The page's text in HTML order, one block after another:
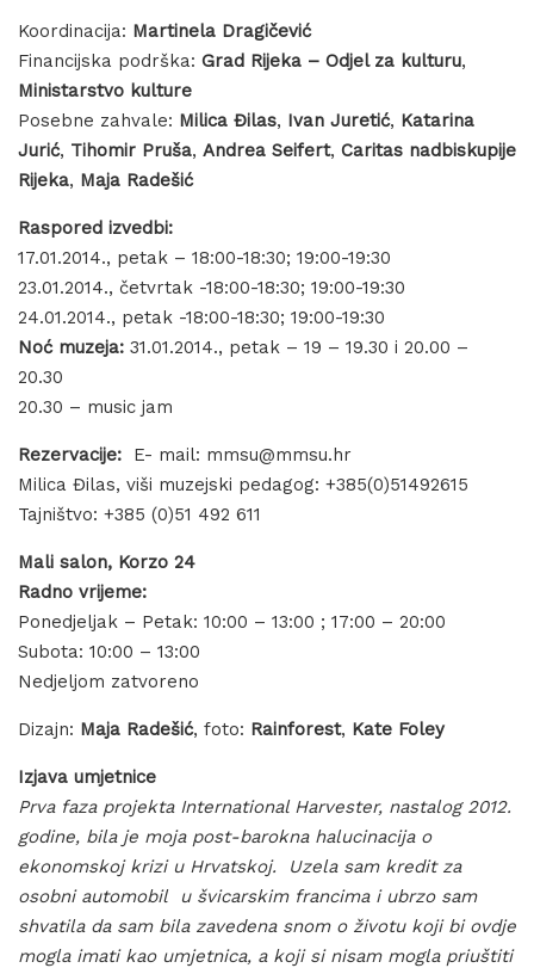
Koordinacija: Martinela Dragičević
Financijska podrška: Grad Rijeka – Odjel za kulturu,
Ministarstvo kulture
Posebne zahvale: Milica Đilas, Ivan Juretić, Katarina
Jurić, Tihomir Pruša, Andrea Seifert, Caritas nadbiskupije
Rijeka, Maja Radešić
Raspored izvedbi:
17.01.2014., petak – 18:00-18:30; 19:00-19:30
23.01.2014., četvrtak -18:00-18:30; 19:00-19:30
24.01.2014., petak -18:00-18:30; 19:00-19:30
Noć muzeja: 31.01.2014., petak – 19 – 19.30 i 20.00 –
20.30
20.30 – music jam
Rezervacije: E- mail: mmsu@mmsu.hr
Milica Đilas, viši muzejski pedagog: +385(0)51492615
Tajništvo: +385 (0)51 492 611
Mali salon, Korzo 24
Radno vrijeme:
Ponedjeljak – Petak: 10:00 – 13:00 ; 17:00 – 20:00
Subota: 10:00 – 13:00
Nedjeljom zatvoreno
Dizajn: Maja Radešić, foto: Rainforest, Kate Foley
Izjava umjetnice
Prva faza projekta International Harvester, nastalog 2012.
godine, bila je moja post-barokna halucinacija o
ekonomskoj krizi u Hrvatskoj. Uzela sam kredit za
osobni automobil u švicarskim francima i ubrzo sam
shvatila da sam bila zavedena snom o životu koji bi ovdje
mogla imati kao umjetnica, a koji si nisam mogla priuštiti